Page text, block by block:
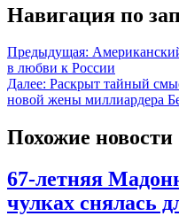
Навигация по
Предыдущая:
в любви к России
Далее: Раскрыт тайный
новой жены миллиардера
Похожие новости
67-летняя
чулках снялась